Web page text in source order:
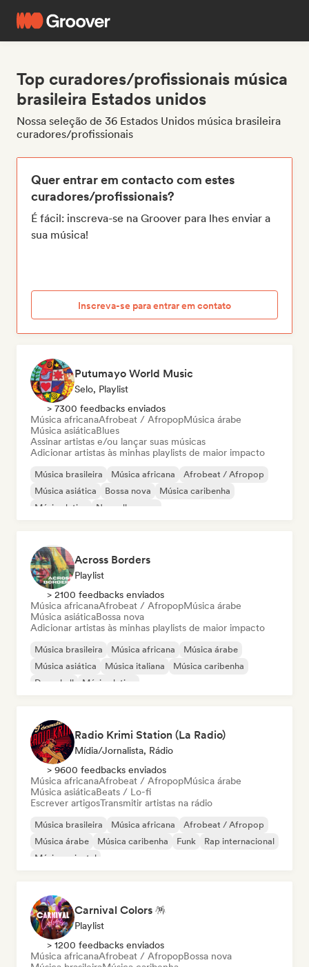
Top curadores/profissionais música
brasileira Estados unidos
Nossa seleção de 36 Estados Unidos música brasileira
curadores/profissionais
Quer entrar em contacto com estes
curadores/profissionais?
É fácil: inscreva-se na Groover para lhes enviar a
sua música!
Inscreva-se para entrar em contato
Putumayo World Music
Selo, Playlist
> 7300 feedbacks enviados
Música africanaAfrobeat / AfropopMúsica árabe
Música asiáticaBlues
Assinar artistas e/ou lançar suas músicas
Adicionar artistas às minhas playlists de maior impacto
Música brasileira Música africana
Afrobeat / Afropop
Música asiática
Bossa nova
Música caribenha
Música latina
Nouvelle scene
Across Borders
Playlist
> 2100 feedbacks enviados
Música africanaAfrobeat / AfropopMúsica árabe
Música asiáticaBossa nova
Adicionar artistas às minhas playlists de maior impacto
Música brasileira Música africana
Música árabe
Música asiática
Música italiana
Música caribenha
Dancehall
Música latina
Radio Krimi Station (La Radio)
Mídia/Jornalista, Rádio
> 9600 feedbacks enviados
Música africanaAfrobeat / AfropopMúsica árabe
Música asiáticaBeats / Lo-fi
Escrever artigosTransmitir artistas na rádio
Música brasileira Música africana
Afrobeat / Afropop
Música árabe
Música caribenha Funk
Rap internacional
Música oriental
Carnival Colors 🪅
Playlist
> 1200 feedbacks enviados
Música africanaAfrobeat / AfropopBossa nova